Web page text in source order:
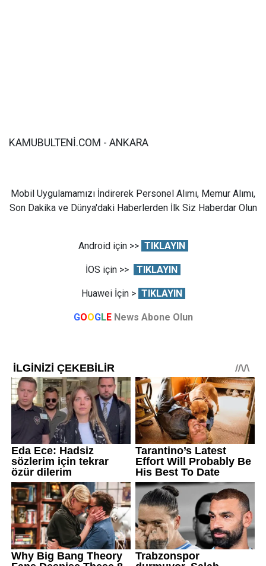
KAMUBULTENİ.COM - ANKARA
Mobil Uygulamamızı İndirerek Personel Alımı, Memur Alımı,
Son Dakika ve Dünya'daki Haberlerden İlk Siz Haberdar Olun
Android için >> TIKLAYIN
İOS için >> TIKLAYIN
Huawei İçin > TIKLAYIN
GOOGLE News Abone Olun